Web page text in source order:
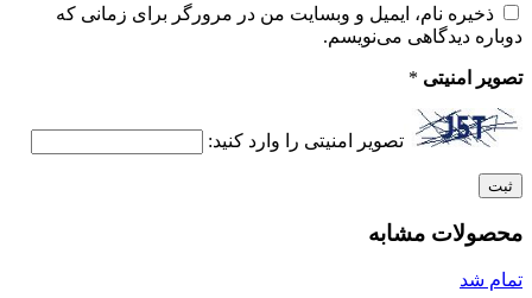
ذخیره نام، ایمیل و وبسایت من در مرورگر برای زمانی که
دوباره دیدگاهی می‌نویسم.
تصویر امنیتی *
تصویر امنیتی را وارد کنید:
محصولات مشابه
تمام شد